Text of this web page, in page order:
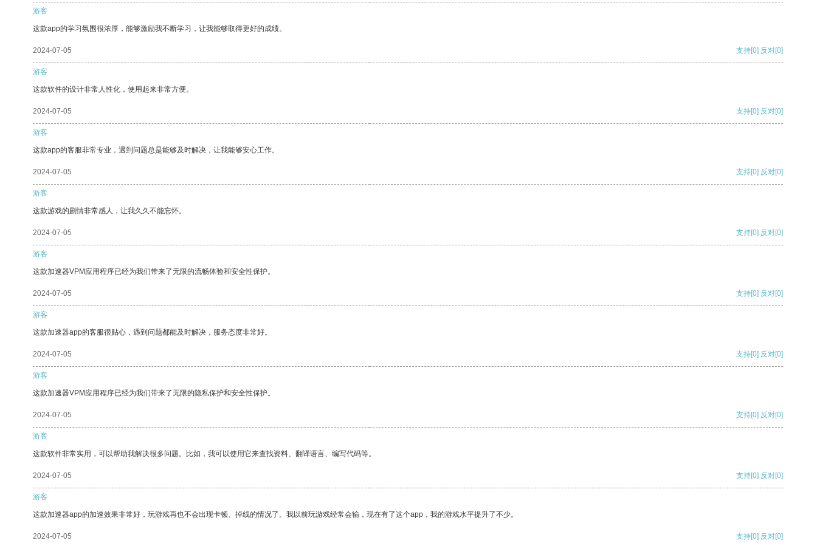
游客
这款app的学习氛围很浓厚，能够激励我不断学习，让我能够取得更好的成绩。
2024-07-05 支持[0] 反对[0]
游客
这款软件的设计非常人性化，使用起来非常方便。
2024-07-05 支持[0] 反对[0]
游客
这款app的客服非常专业，遇到问题总是能够及时解决，让我能够安心工作。
2024-07-05 支持[0] 反对[0]
游客
这款游戏的剧情非常感人，让我久久不能忘怀。
2024-07-05 支持[0] 反对[0]
游客
这款加速器VPM应用程序已经为我们带来了无限的流畅体验和安全性保护。
2024-07-05 支持[0] 反对[0]
游客
这款加速器app的客服很贴心，遇到问题都能及时解决，服务态度非常好。
2024-07-05 支持[0] 反对[0]
游客
这款加速器VPM应用程序已经为我们带来了无限的隐私保护和安全性保护。
2024-07-05 支持[0] 反对[0]
游客
这款软件非常实用，可以帮助我解决很多问题。比如，我可以使用它来查找资料、翻译语言、编写代码等。
2024-07-05 支持[0] 反对[0]
游客
这款加速器app的加速效果非常好，玩游戏再也不会出现卡顿、掉线的情况了。我以前玩游戏经常会输，现在有了这个app，我的游戏水平提升了不少。
2024-07-05 支持[0] 反对[0]